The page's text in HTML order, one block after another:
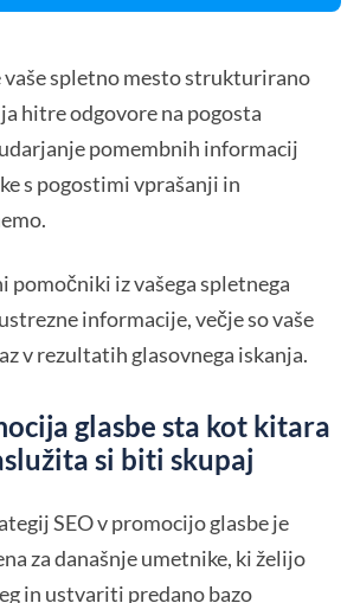
vaše spletno mesto strukturirano
hitre odgovore na pogosta
pomembnih informacij
s pogostimi vprašanji in
pomočniki iz vašega spletnega
informacije, večje so vaše
v rezultatih glasovnega iskanja.
glasbe sta kot kitara
si biti skupaj
SEO v promocijo glasbe je
za današnje umetnike, ki želijo
in ustvariti predano bazo